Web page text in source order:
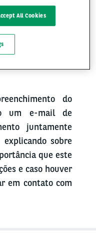
o seu veículo.
vistoria de
de condutor
preenchendo o
do
um e-mail de
juntamente
sobre
que este
e caso houver
em contato com
All Cookies